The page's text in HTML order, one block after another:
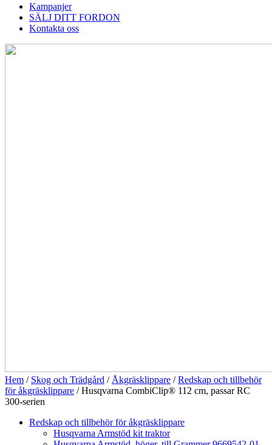
Kampanjer
SÄLJ DITT FORDON
Kontakta oss
Hem / Skog och Trädgård / Åkgräsklippare /Redskap och tillbehör
för åkgräsklippare / Husqvarna CombiClip® 112 cm, passar RC
300-serien
Redskap och tillbehör för åkgräsklippare
Husqvarna Armstöd kit traktor